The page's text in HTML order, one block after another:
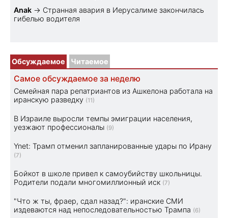
Anak → Странная авария в Иерусалиме закончилась
гибелью водителя
Обсуждаемое Читаемое
Самое обсуждаемое за неделю
Семейная пара репатриантов из Ашкелона работала на
иранскую разведку (11)
В Израиле выросли темпы эмиграции населения,
уезжают профессионалы (9)
Ynet: Трамп отменил запланированные удары по Ирану
(7)
Бойкот в школе привел к самоубийству школьницы.
Родители подали многомиллионный иск (7)
"Что ж ты, фраер, сдал назад?": иранские СМИ
издеваются над непоследовательностью Трампа (6)